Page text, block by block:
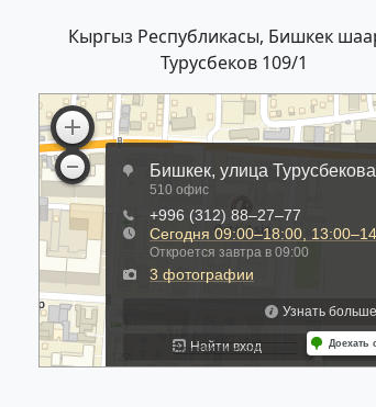
Кыргыз Республикасы, Бишкек
Турусбеков 109/1